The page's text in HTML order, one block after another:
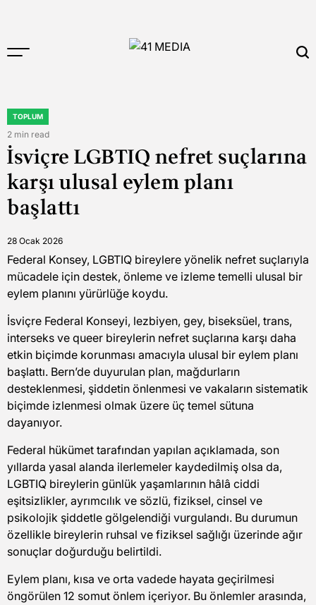
to
POSTED
IN
TOPLUM
Estimated
read
time
2 min read
İsviçre LGBTIQ nefret suçlarına
karşı ulusal eylem planı
başlattı
28 Ocak 2026
Federal Konsey, LGBTIQ bireylere yönelik nefret suçlarıyla
mücadele için destek, önleme ve izleme temelli ulusal bir
eylem planını yürürlüğe koydu.
İsviçre Federal Konseyi, lezbiyen, gey, biseksüel, trans,
interseks ve queer bireylerin nefret suçlarına karşı daha
etkin biçimde korunması amacıyla ulusal bir eylem planı
başlattı. Bern’de duyurulan plan, mağdurların
desteklenmesi, şiddetin önlenmesi ve vakaların sistematik
biçimde izlenmesi olmak üzere üç temel sütuna
dayanıyor.
Federal hükümet tarafından yapılan açıklamada, son
yıllarda yasal alanda ilerlemeler kaydedilmiş olsa da,
LGBTIQ bireylerin günlük yaşamlarının hâlâ ciddi
eşitsizlikler, ayrımcılık ve sözlü, fiziksel, cinsel ve
psikolojik şiddetle gölgelendiği vurgulandı. Bu durumun
özellikle bireylerin ruhsal ve fiziksel sağlığı üzerinde ağır
sonuçlar doğurduğu belirtildi.
Eylem planı, kısa ve orta vadede hayata geçirilmesi
öngörülen 12 somut önlem içeriyor. Bu önlemler arasında,